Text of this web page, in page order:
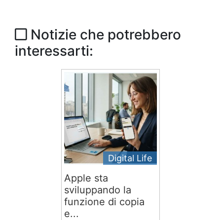
Notizie che potrebbero
interessarti:
Digital Life
Apple sta
sviluppando la
funzione di copia
e...